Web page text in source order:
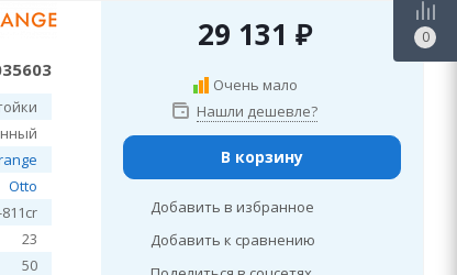
Otto
23
50
29 131 ₽
Очень мало
Нашли дешевле?
В корзину
Добавить в избранное
Добавить к сравнению
0